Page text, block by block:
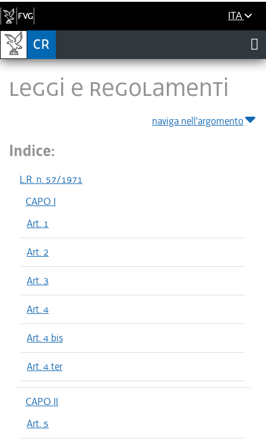
ITA
LEGGI E REGOLAMENTI
naviga nell'argomento
Indice:
L.R. n. 57/1971
CAPO I
Art. 1
Art. 2
Art. 3
Art. 4
Art. 4 bis
Art. 4 ter
CAPO II
Art. 5